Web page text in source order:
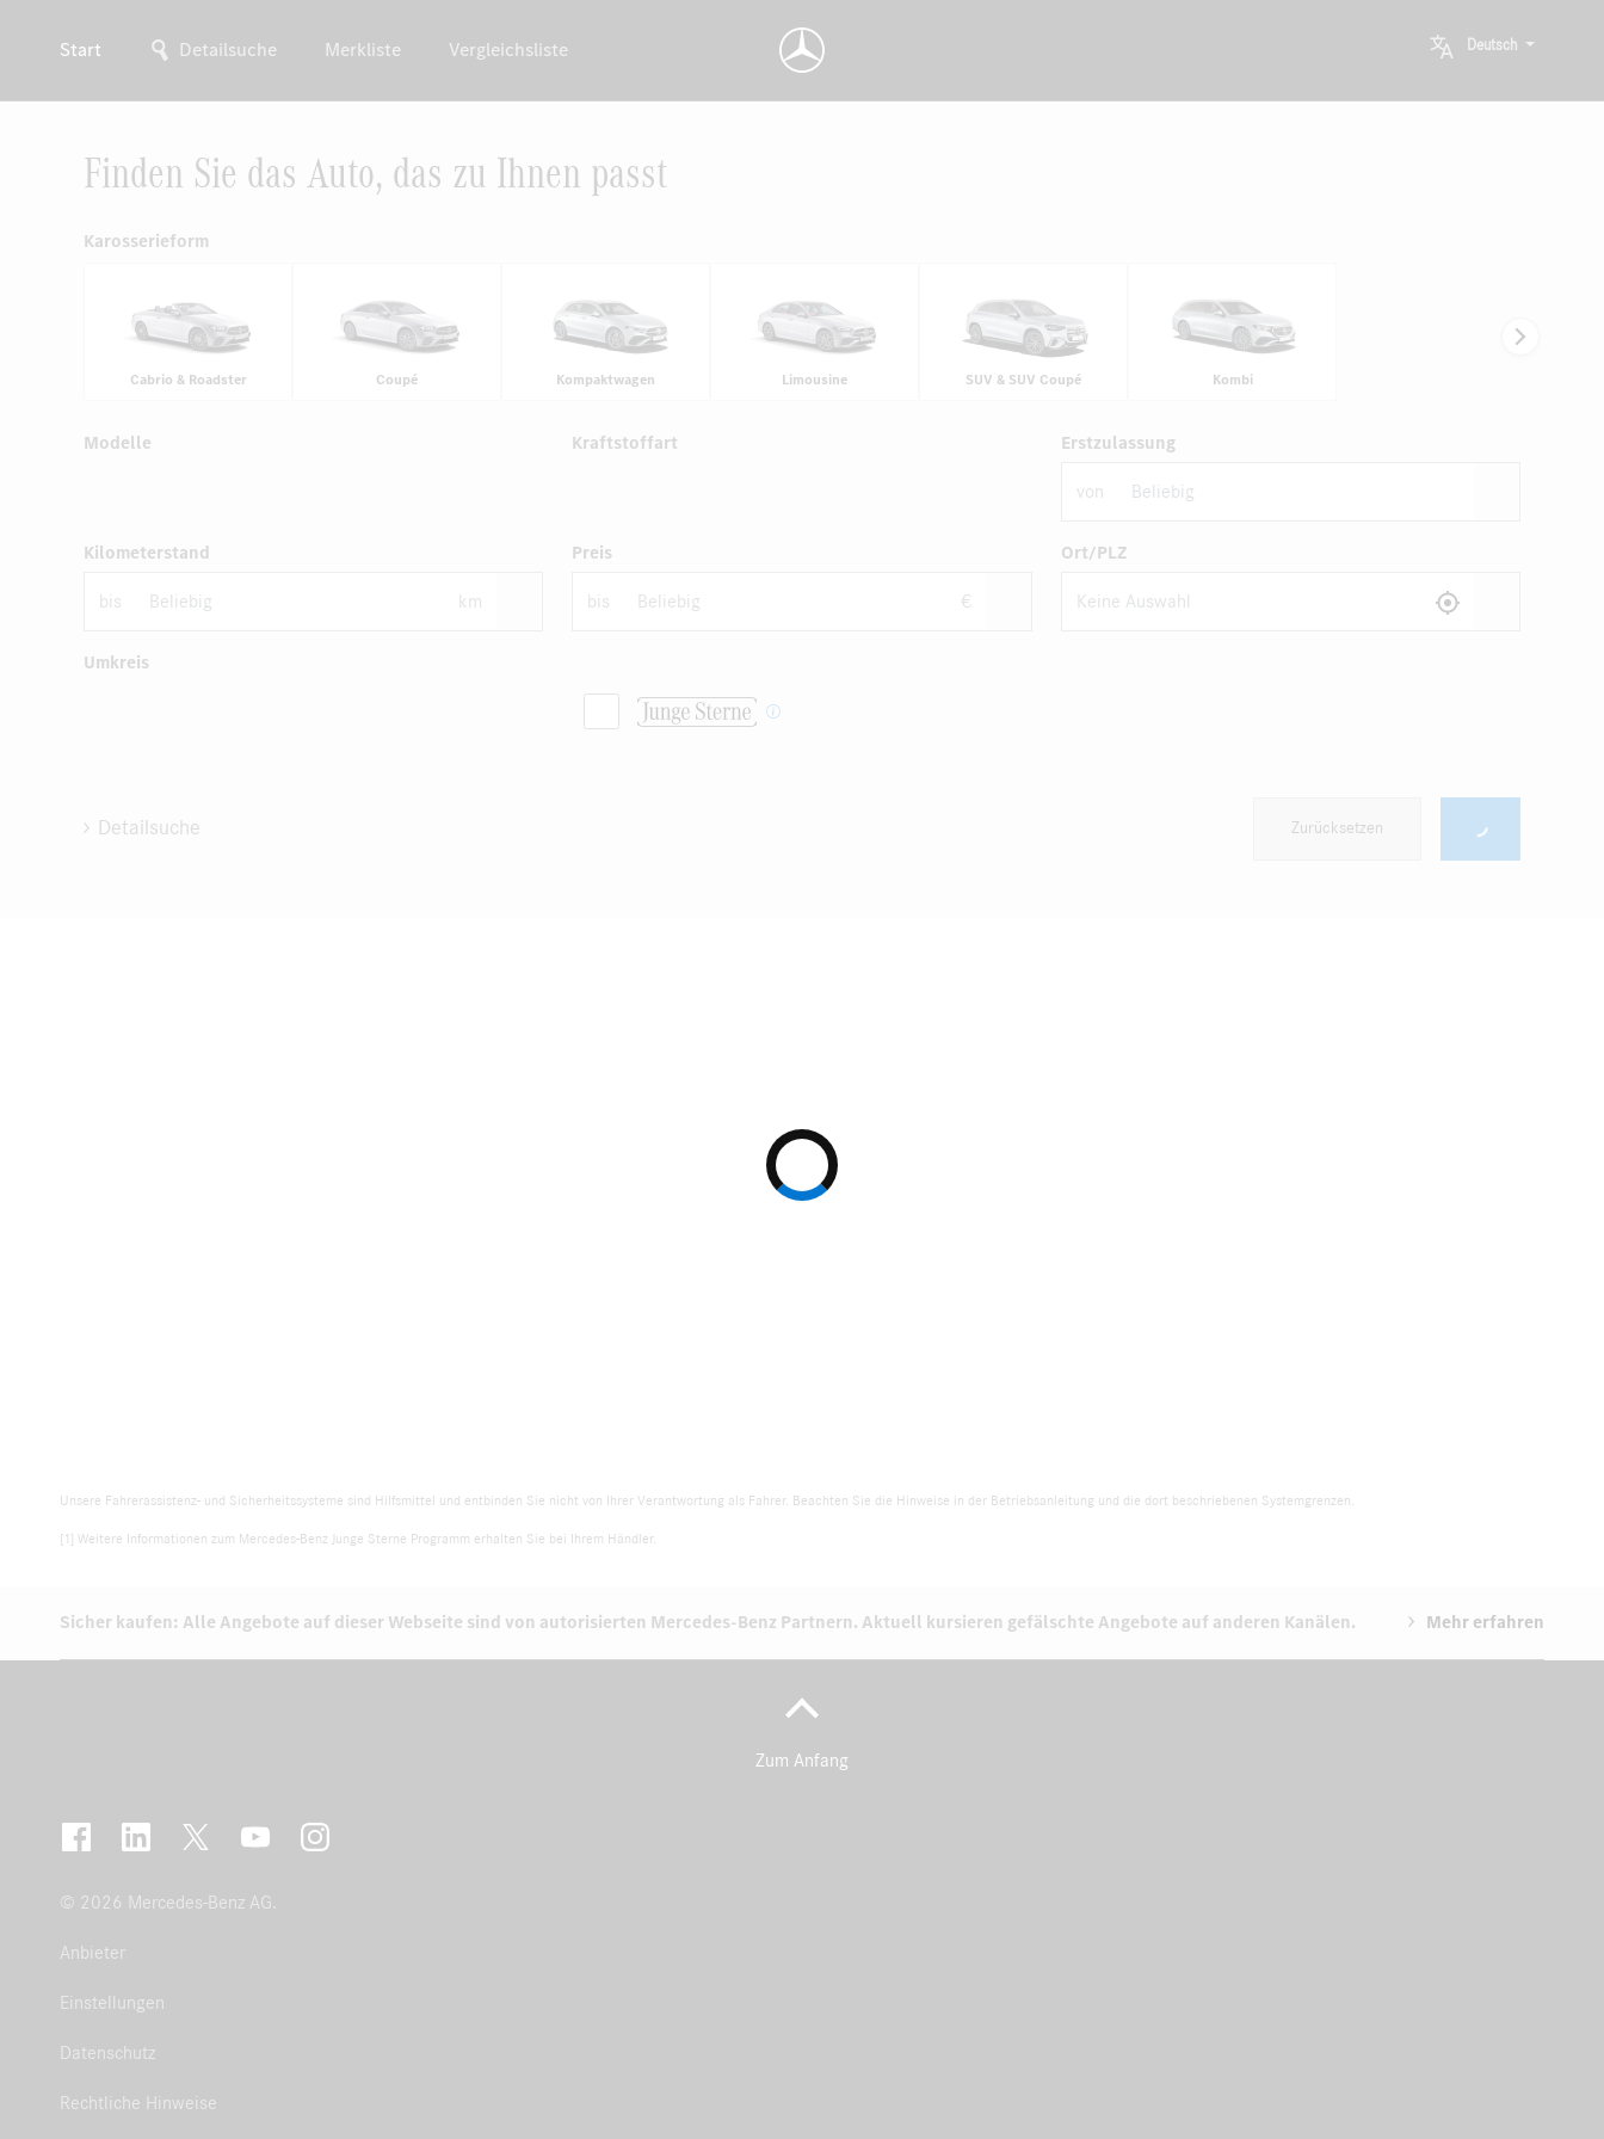
Start Detailsuche Merkliste Vergleichsliste Deutsch
Finden Sie das Auto, das zu Ihnen passt
Karosserieform
Cabrio & Roadster Coupé Kompaktwagen Limousine SUV & SUV Coupé Kombi
Modelle Kraftstoffart Erstzulassung
von
Kilometerstand
bis km
Preis
bis €
Ort/PLZ
Umkreis
Detailsuche Zurücksetzen
Unsere Fahrerassistenz- und Sicherheitssysteme sind Hilfsmittel und entbinden Sie nicht von Ihrer Verantwortung als Fahrer. Beachten Sie die Hinweise in der Betriebsanleitung und die dort beschriebenen Systemgrenzen.
[1] Weitere Informationen zum Mercedes-Benz Junge Sterne Programm erhalten Sie bei Ihrem Händler.
Sicher kaufen: Alle Angebote auf dieser Webseite sind von autorisierten Mercedes-Benz Partnern. Aktuell kursieren gefälschte Angebote auf anderen Kanälen. Mehr erfahren
Zum Anfang
© 2026 Mercedes-Benz AG.
Anbieter
Einstellungen
Datenschutz
Rechtliche Hinweise